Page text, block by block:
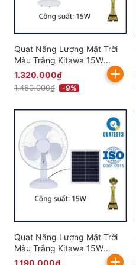
Quạt Năng Lượng Mặt Trời
Màu Trắng Kitawa 15W
KQ415-T
1.320.000₫
1.450.000₫ -9%
Quạt Năng Lượng Mặt Trời
Màu Trắng Kitawa 15W
KQ215-T